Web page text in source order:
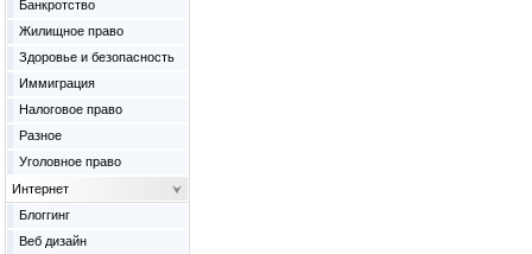
Банкротство
Жилищное право
Здоровье и безопасность
Иммиграция
Налоговое право
Разное
Уголовное право
Интернет
Блоггинг
Веб дизайн